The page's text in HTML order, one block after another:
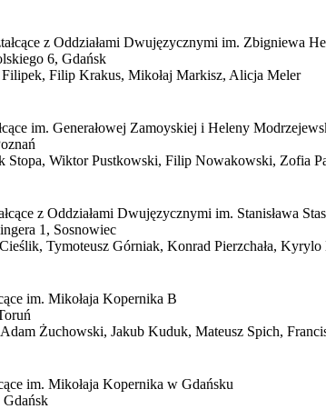
z Oddziałami Dwujęzycznymi im. Zbigniewa
6, Gdańsk
Filipek, Filip Krakus, Mikołaj Markisz, Alicja Meler
im. Generałowej Zamoyskiej i Heleny
Stopa, Wiktor Pustkowski, Filip Nowakowski, Zofia
z Oddziałami Dwujęzycznymi im. Stanisława
1, Sosnowiec
Tymoteusz Górniak, Konrad Pierzchała,
im. Mikołaja Kopernika B
Żuchowski, Jakub Kuduk, Mateusz Spich,
im. Mikołaja Kopernika w Gdańsku
Gdańsk